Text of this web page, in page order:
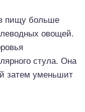
пищу больше
овощей.
стула. Она
затем уменьшит